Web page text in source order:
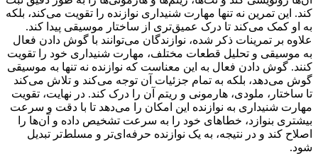
کند. این تمرین نه تنها مهارت شنیداری نوازنده را تقویت می‌کند، بلکه
به او کمک می‌کند تا درک عمیق‌تری از ساختار موسیقی پیدا کند.
علاوه بر تمرینات ذکر شده، نوازندگان می‌توانند با گوش دادن فعال
به موسیقی و تحلیل قطعات مختلف، مهارت شنیداری خود را تقویت
کنند. گوش دادن فعال به این معناست که نوازنده نه تنها به موسیقی
گوش می‌دهد، بلکه به تمام جزئیات آن توجه می‌کند و تلاش می‌کند
تا ساختار، ملودی، هارمونی و ریتم آن را درک کند. در نهایت، تقویت
مهارت شنیداری به نوازنده این امکان را می‌دهد تا با دقت و سرعت
بیشتری بنوازد، خطاهای خود را به سرعت تشخیص داده و آن‌ها را
اصلاح کند و در نتیجه، به یک نوازنده حرفه‌ای‌تر و مسلط‌تر تبدیل
شود.